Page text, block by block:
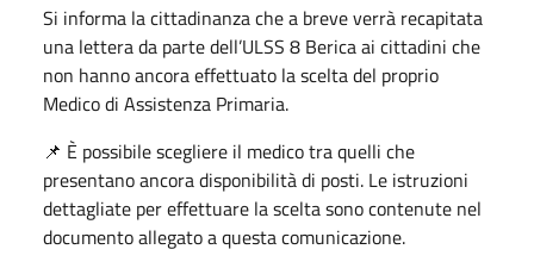
Si informa la cittadinanza che a breve verrà recapitata
una lettera da parte dell’ULSS 8 Berica ai cittadini che
non hanno ancora effettuato la scelta del proprio
Medico di Assistenza Primaria.
📌 È possibile scegliere il medico tra quelli che
presentano ancora disponibilità di posti. Le istruzioni
dettagliate per effettuare la scelta sono contenute nel
documento allegato a questa comunicazione.